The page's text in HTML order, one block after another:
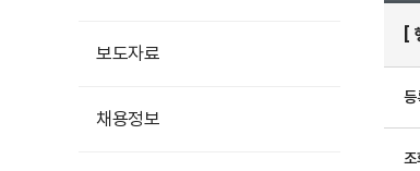
보도자료
채용정보
[
등
조